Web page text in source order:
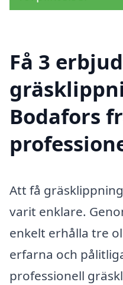
Få 3
Bodafors
Att få
varit enklare.
enkelt erhålla tre
erfarna och
professionell